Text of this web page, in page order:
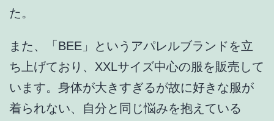
た。
また、「BEE 」というアパレルブランドを立
ち上げており、XXLサイズ中心の服を販売して
います。身体が大きすぎるが故に好きな服が
着られない、自分と同じ悩みを抱えている